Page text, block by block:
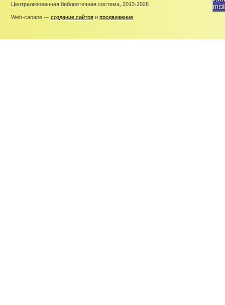
Централизованная библиотечная система, 2013-2026
Web-canape — создание сайтов и продвижение